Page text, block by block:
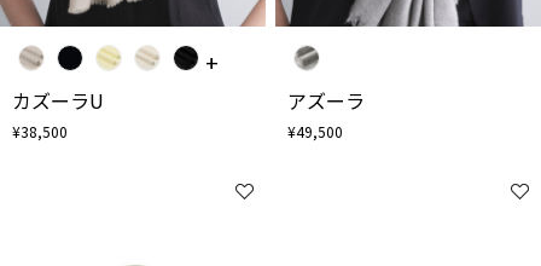
カズーラU
¥38,500
アズーラ
¥49,500